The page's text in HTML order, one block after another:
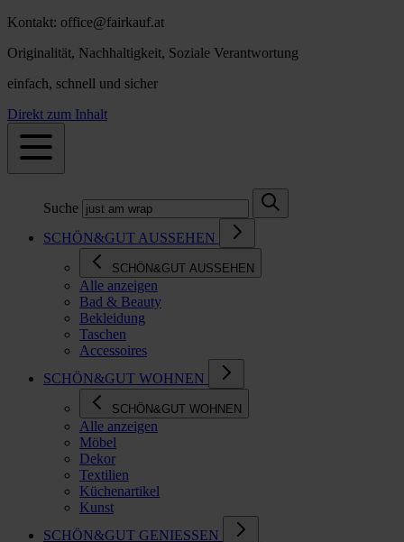
Kontakt: office@fairkauf.at
Originalität, Nachhaltigkeit, Soziale Verantwortung
einfach, schnell und sicher
Direkt zum Inhalt
Suche
SCHÖN&GUT AUSSEHEN
SCHÖN&GUT AUSSEHEN
Alle anzeigen
Bad & Beauty
Bekleidung
Taschen
Accessoires
SCHÖN&GUT WOHNEN
SCHÖN&GUT WOHNEN
Alle anzeigen
Möbel
Dekor
Textilien
Küchenartikel
Kunst
SCHÖN&GUT GENIESSEN